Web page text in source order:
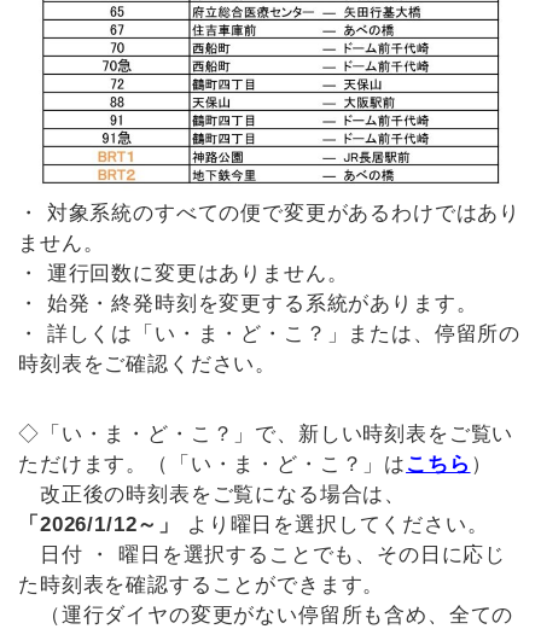
・ 対象系統のすべての便で変更があるわけではあり
ません。
・ 運行回数に変更はありません。
・ 始発・終発時刻を変更する系統があります。
・ 詳しくは「い・ま・ど・こ？」または、停留所の
時刻表をご確認ください。
◇「い・ま・ど・こ？」で、新しい時刻表をご覧い
ただけます。（「い・ま・ど・こ？」は こちら ）
改正後の時刻表をご覧になる場合は、
「2026/1/12～」
より曜日を選択してください。
日付 ・ 曜日を選択することでも、その日に応じ
た時刻表を確認することができます。
（運行ダイヤの変更がない停留所も含め、全ての